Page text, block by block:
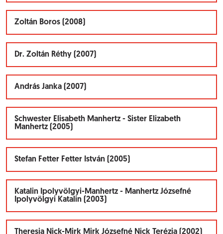
Zoltán Boros (2008)
Dr. Zoltán Réthy (2007)
András Janka (2007)
Schwester Elisabeth Manhertz - Sister Elizabeth
Manhertz (2005)
Stefan Fetter Fetter István (2005)
Katalin Ipolyvölgyi-Manhertz - Manhertz Józsefné
Ipolyvölgyi Katalin (2003)
Theresia Nick-Mirk Mirk Józsefné Nick Terézia (2002)